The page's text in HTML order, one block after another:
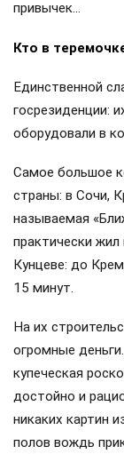
привычек…
Кто в
Единственной
госрезиденции:
оборудовали в
Самое большое
страны: в Сочи,
называемая
практически
Кунцеве: до
15 минут.
На их
огромные
купеческая
достойно и
никаких картин
полов вождь